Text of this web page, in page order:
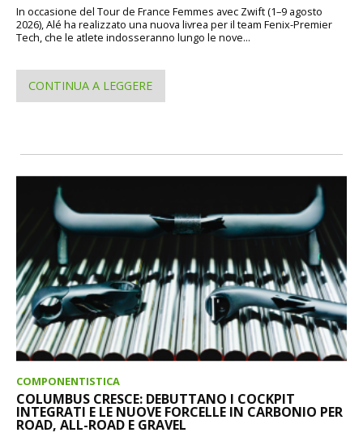
In occasione del Tour de France Femmes avec Zwift (1–9 agosto
2026), Alé ha realizzato una nuova livrea per il team Fenix-Premier
Tech, che le atlete indosseranno lungo le nove...
CONTINUA A LEGGERE
COMPONENTISTICA
COLUMBUS CRESCE: DEBUTTANO I COCKPIT
INTEGRATI E LE NUOVE FORCELLE IN CARBONIO PER
ROAD, ALL-ROAD E GRAVEL